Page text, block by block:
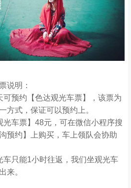
说明：
可预约【色达观光车票】，该票为
方式，保证可以预约上。
光车票】48元，可在微信小程序搜
预约】上购买，车上领队会协助
车只能1小时往返，我们坐观光车
来。